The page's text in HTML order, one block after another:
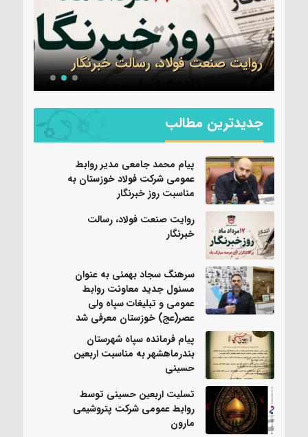
روایت صنعت فولاد،‌ رسالت خبرنگار
جدیدترین مطالب
پیام محمد جامعی مدیر روابط
عمومی شرکت فولاد خوزستان به
مناسبت روز خبرنگار
روایت صنعت فولاد،‌ رسالت
خبرنگار
سرهنگ سجاد بهمئی به عنوان
مسئول جدید معاونت روابط
عمومی و تبلیغات سپاه ولی
عصر(عج) خوزستان معرفی شد
پیام فرمانده سپاه شهرستان
بندرماهشهر به مناسبت اربعین
حسینی
تسلیت اربعین حسینی توسط
روابط عمومی شرکت پتروشیمی
مارون